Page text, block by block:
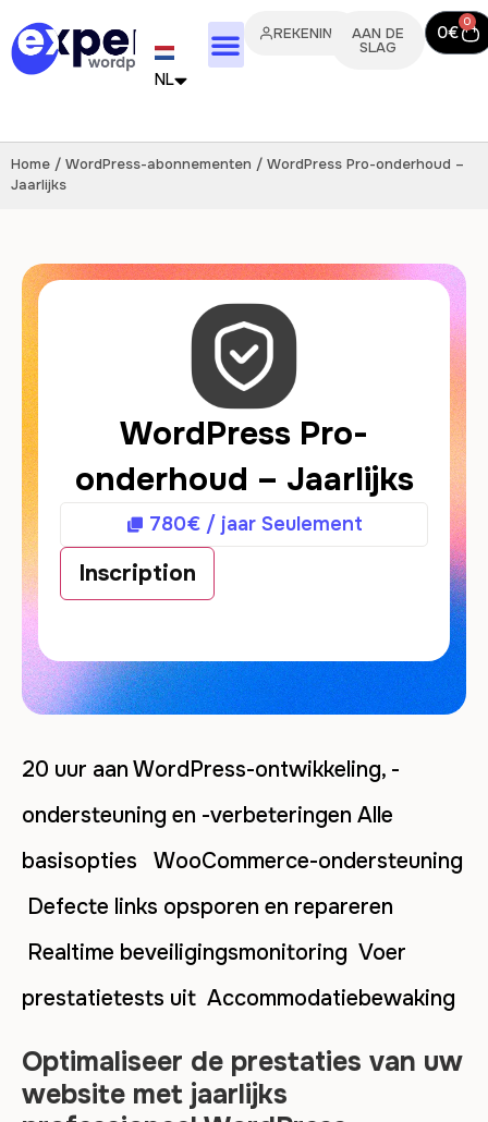
NL
PT
ES
DE
REKENING AAN DE
SLAG
0€ 0
Home / WordPress-abonnementen / WordPress Pro-onderhoud –
Jaarlijks
WordPress Pro-
onderhoud – Jaarlijks
780€ / jaar Seulement
Inscription
20 uur aan WordPress-ontwikkeling, -
ondersteuning en -verbeteringen Alle
basisopties WooCommerce-ondersteuning
Defecte links opsporen en repareren
Realtime beveiligingsmonitoring Voer
prestatietests uit Accommodatiebewaking
Optimaliseer de prestaties van uw
website met jaarlijks